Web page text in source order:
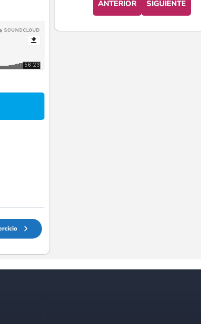
ANTERIOR SIGUIENTE